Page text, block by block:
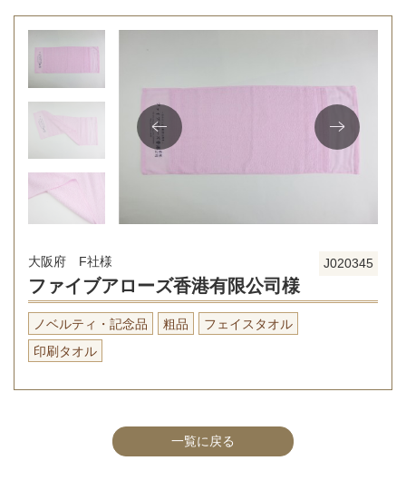
J020345
大阪府 F社様
ファイブアローズ香港有限公司様
ノベルティ・記念品 粗品
フェイスタオル
印刷タオル
一覧に戻る